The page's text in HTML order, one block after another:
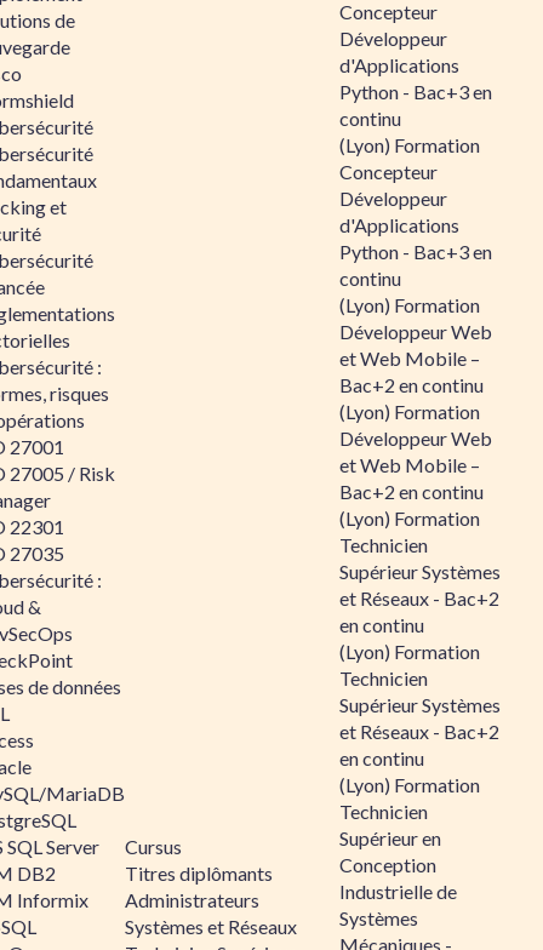
de
et
:
risques
27001
27005 / Risk
22301
27035
:
&
de données
MariaDB
SQL Server
DB2
Informix
Cursus
Titres diplômants
Administrateurs
Systèmes et Réseaux
Concepteur
Développeur
d'Applications
Python - Bac+3 en
continu
(Lyon) Formation
Concepteur
Développeur
d'Applications
Python - Bac+3 en
continu
(Lyon) Formation
Développeur Web
et Web Mobile –
Bac+2 en continu
(Lyon) Formation
Développeur Web
et Web Mobile –
Bac+2 en continu
(Lyon) Formation
Technicien
Supérieur Systèmes
et Réseaux - Bac+2
en continu
(Lyon) Formation
Technicien
Supérieur Systèmes
et Réseaux - Bac+2
en continu
(Lyon) Formation
Technicien
Supérieur en
Conception
Industrielle de
Systèmes
Mécaniques -